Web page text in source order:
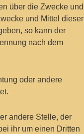
über die Zwecke und
und Mittel dieser
so kann der
nach dem
oder andere
andere Stelle, der
ihr um einen Dritten